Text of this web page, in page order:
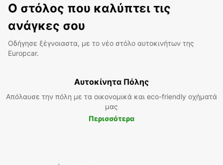
Ο στόλος που καλύπτει τις
ανάγκες σου
Οδήγησε ξέγνοιαστα, με το νέο στόλο αυτοκινήτων της
Europcar.
Αυτοκίνητα Πόλης
Απόλαυσε την πόλη με τα οικονομικά και eco-friendly οχήματά
μας
Περισσότερα